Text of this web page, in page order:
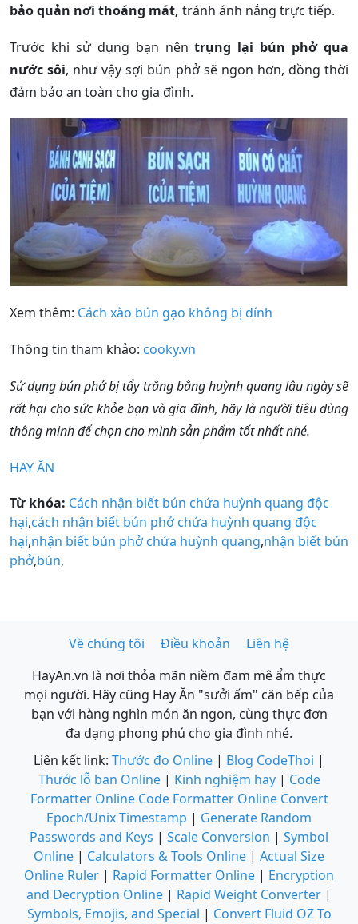
bảo quản nơi thoáng mát, tránh ánh nắng trực tiếp.
Trước khi sử dụng bạn nên trụng lại bún phở qua
nước sôi, như vậy sợi bún phở sẽ ngon hơn, đồng thời
đảm bảo an toàn cho gia đình.
Xem thêm: Cách xào bún gạo không bị dính
Thông tin tham khảo: cooky.vn
Sử dụng bún phở bị tẩy trắng bằng huỳnh quang lâu ngày sẽ
rất hại cho sức khỏe bạn và gia đình, hãy là người tiêu dùng
thông minh để chọn cho mình sản phẩm tốt nhất nhé.
HAY ĂN
Từ khóa: Cách nhận biết bún chứa huỳnh quang độc
hại,cách nhận biết bún phở chứa huỳnh quang độc
hại,nhận biết bún phở chứa huỳnh quang,nhận biết bún
phở,bún,
Về chúng tôi Điều khoản
Liên hệ
HayAn.vn là nơi thỏa mãn niềm đam mê ẩm thực
mọi người. Hãy cũng Hay Ăn "sưởi ấm" căn bếp của
bạn với hàng nghìn món ăn ngon, cùng thực đơn
đa dạng phong phú cho gia đình nhé.
Liên kết link: Thước đo Online | Blog CodeThoi |
Thước lỗ ban Online| Kinh nghiệm hay| Code
Formatter Online Code Formatter Online Convert
Epoch/Unix Timestamp | Generate Random
Passwords and Keys | Scale Conversion | Symbol
Online | Calculators & Tools Online | Actual Size
Online Ruler | Rapid Formatter Online | Encryption
and Decryption Online | Rapid Weight Converter |
Symbols, Emojis, and Special | Convert Fluid OZ To